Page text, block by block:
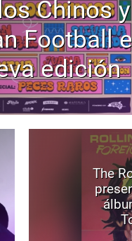
Chinos y
Football
edición
The